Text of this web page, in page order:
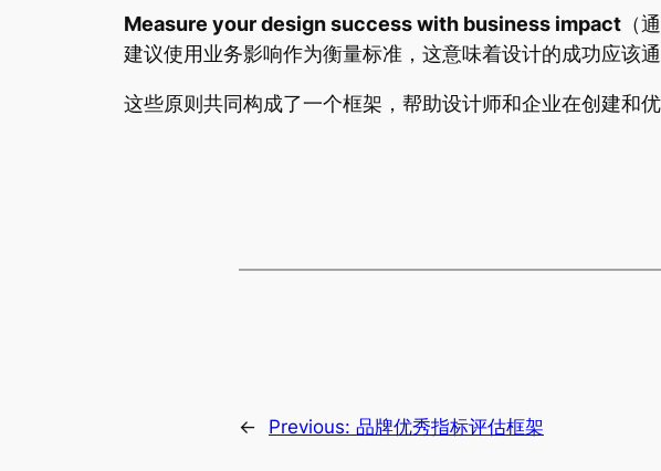
Measure your design success with business impact （
建议使用业务影响作为衡量标准，这意味着设计的成功应该
这些原则共同构成了一个框架，帮助设计师和企业在创建和
← Previous: 品牌优秀指标评估框架